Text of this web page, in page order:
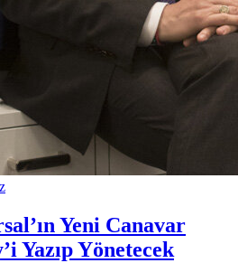
Yeni Canavar
Yazıp Yönetecek